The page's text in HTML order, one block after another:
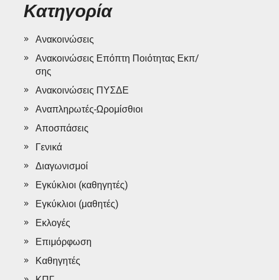
Κατηγορία
Ανακοινώσεις
Ανακοινώσεις Επόπτη Ποιότητας Εκπ/
σης
Ανακοινώσεις ΠΥΣΔΕ
Αναπληρωτές-Ωρομίσθιοι
Αποσπάσεις
Γενικά
Διαγωνισμοί
Εγκύκλιοι (καθηγητές)
Εγκύκλιοι (μαθητές)
Εκλογές
Επιμόρφωση
Καθηγητές